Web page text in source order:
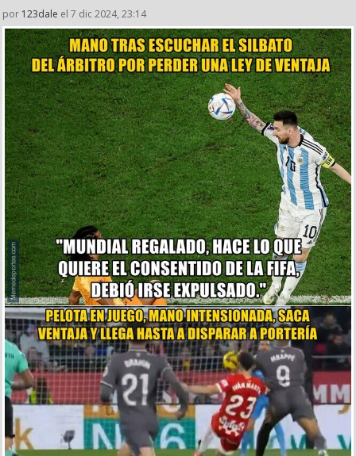
por 123dale el 7 dic 2024, 23:14